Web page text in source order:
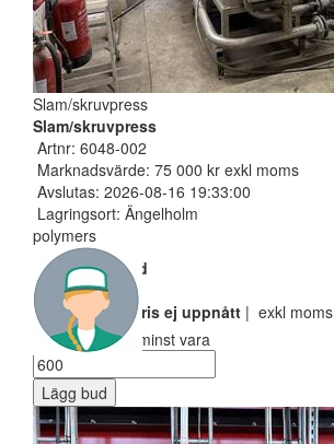
Slam/skruvpress
Slam/skruvpress
Artnr: 6048-002
Marknadsvärde: 75 000 kr exkl moms
Avslutas: 2026-08-16 19:33:00
Lagringsort: Ängelholm
polymers
Nuvarande bud
500 SEK
Reservarionspris ej uppnått | exkl moms
Ditt bud måste minst vara
Lägg bud